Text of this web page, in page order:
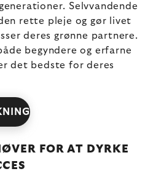
Selvvandende
rette pleje og gør livet
deres grønne partnere.
begyndere og erfarne
det bedste for deres
FOR AT DYRKE